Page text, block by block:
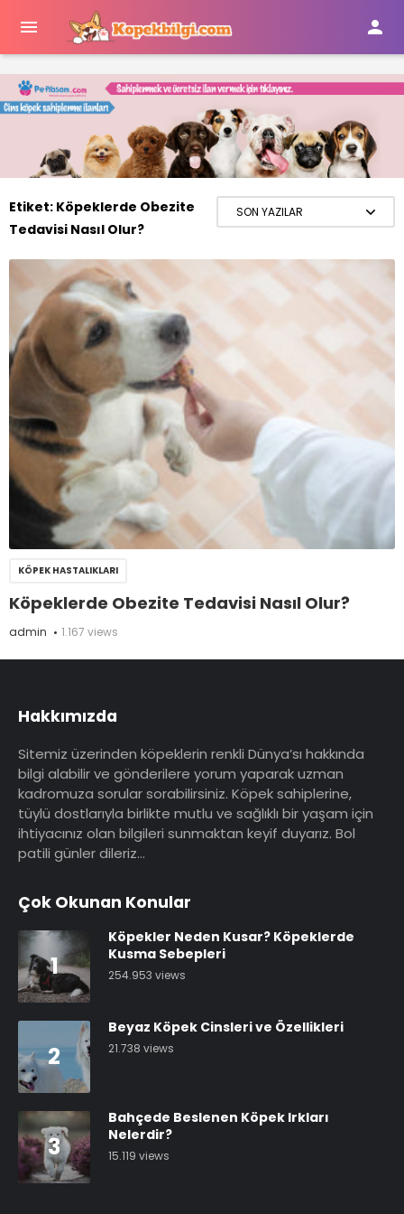
 
Etiket: Köpeklerde Obezite
Tedavisi Nasıl Olur?
KÖPEK HASTALIKLARI
Köpeklerde Obezite Tedavisi Nasıl Olur?
admin 1.167 views
Hakkımızda
Sitemiz üzerinden köpeklerin renkli Dünya’sı hakkında
bilgi alabilir ve gönderilere yorum yaparak uzman
kadromuza sorular sorabilirsiniz. Köpek sahiplerine,
tüylü dostlarıyla birlikte mutlu ve sağlıklı bir yaşam için
ihtiyacınız olan bilgileri sunmaktan keyif duyarız. Bol
patili günler dileriz…
Çok Okunan Konular
1
Köpekler Neden Kusar? Köpeklerde
Kusma Sebepleri
254.953 views
2
Beyaz Köpek Cinsleri ve Özellikleri
21.738 views
3
Bahçede Beslenen Köpek Irkları
Nelerdir?
15.119 views